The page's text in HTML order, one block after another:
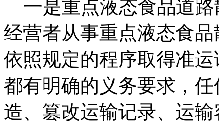
一是重点液态食品道路
经营者从事重点液态食
依照规定的程序取得准
都有明确的义务要求，
造、篡改运输记录、运